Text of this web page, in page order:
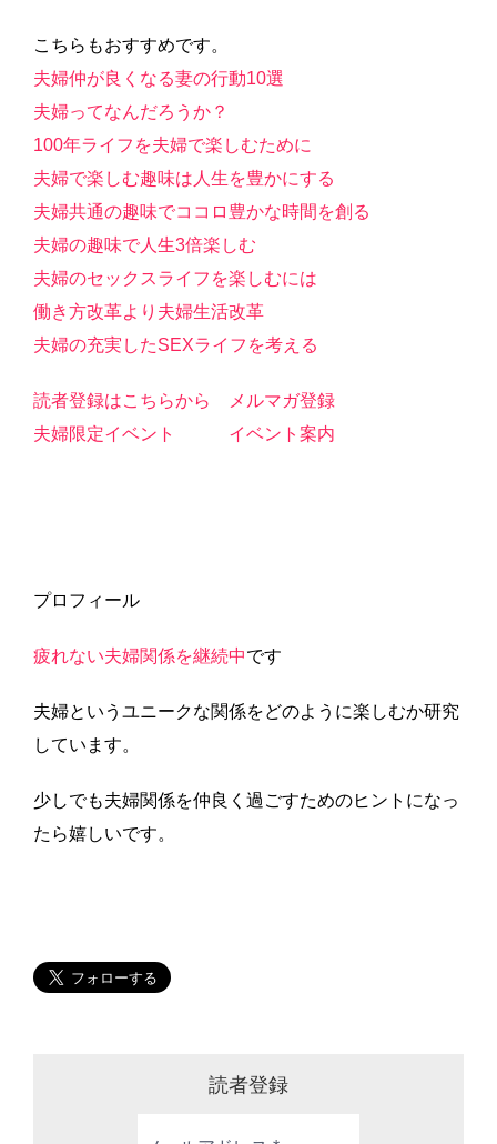
こちらもおすすめです。
夫婦仲が良くなる妻の行動10選
夫婦ってなんだろうか？
100年ライフを夫婦で楽しむために
夫婦で楽しむ趣味は人生を豊かにする
夫婦共通の趣味でココロ豊かな時間を創る
夫婦の趣味で人生3倍楽しむ
夫婦のセックスライフを楽しむには
働き方改革より夫婦生活改革
夫婦の充実したSEXライフを考える
読者登録はこちらから
メルマガ登録
夫婦限定イベント イベント案内
プロフィール
疲れない夫婦関係を継続中です
夫婦というユニークな関係をどのように楽しむか研究
しています。
少しでも夫婦関係を仲良く過ごすためのヒントになっ
たら嬉しいです。
読者登録